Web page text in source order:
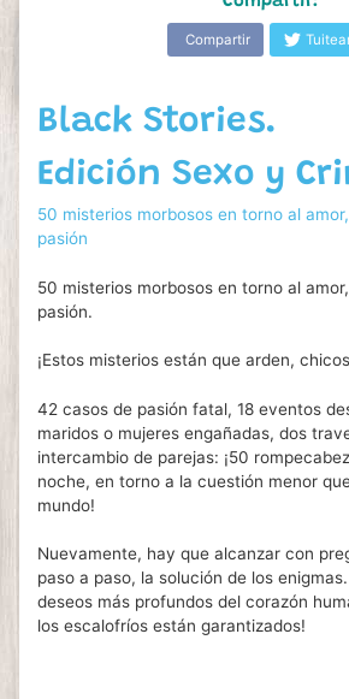
Compartir
Black Stories.
Edición Sexo y
50 misterios morbosos en torno al
pasión
50 misterios morbosos en torno al
pasión.
¡Estos misterios están que arden,
42 casos de pasión fatal, 18 eventos
maridos o mujeres engañadas, dos
intercambio de parejas: ¡50
noche, en torno a la cuestión menor
mundo!
Nuevamente, hay que alcanzar con
paso a paso, la solución de los
deseos más profundos del corazón
los escalofríos están garantizados!